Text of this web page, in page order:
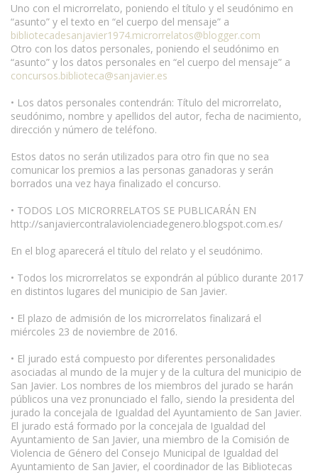
Uno con el microrrelato, poniendo el título y el seudónimo en
“asunto” y el texto en “el cuerpo del mensaje” a
bibliotecadesanjavier1974.microrrelatos@blogger.com
Otro con los datos personales, poniendo el seudónimo en
“asunto” y los datos personales en “el cuerpo del mensaje” a
concursos.biblioteca@sanjavier.es
• Los datos personales contendrán: Título del microrrelato,
seudónimo, nombre y apellidos del autor, fecha de nacimiento,
dirección y número de teléfono.
Estos datos no serán utilizados para otro fin que no sea
comunicar los premios a las personas ganadoras y serán
borrados una vez haya finalizado el concurso.
• TODOS LOS MICRORRELATOS SE PUBLICARÁN EN
http://sanjaviercontralaviolenciadegenero.blogspot.com.es/
En el blog aparecerá el título del relato y el seudónimo.
• Todos los microrrelatos se expondrán al público durante 2017
en distintos lugares del municipio de San Javier.
• El plazo de admisión de los microrrelatos finalizará el
miércoles 23 de noviembre de 2016.
• El jurado está compuesto por diferentes personalidades
asociadas al mundo de la mujer y de la cultura del municipio de
San Javier. Los nombres de los miembros del jurado se harán
públicos una vez pronunciado el fallo, siendo la presidenta del
jurado la concejala de Igualdad del Ayuntamiento de San Javier.
El jurado está formado por la concejala de Igualdad del
Ayuntamiento de San Javier, una miembro de la Comisión de
Violencia de Género del Consejo Municipal de Igualdad del
Ayuntamiento de San Javier, el coordinador de las Bibliotecas